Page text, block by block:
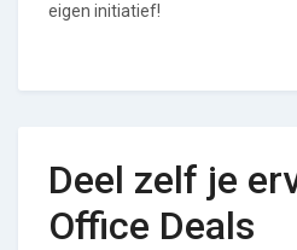
eigen initiatief!
Deel zelf je
Office Deals